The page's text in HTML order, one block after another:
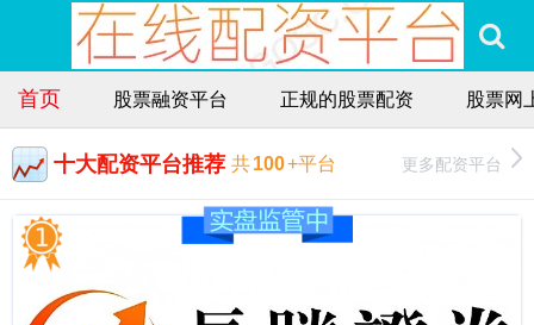
首页 股票融资平台 正规的股票配资 股票网
十大配资平台推荐 共100+平台 更多配资平台